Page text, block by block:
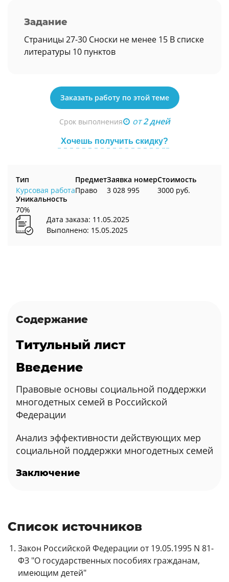
Задание
Страницы 27-30 Сноски не менее 15 В списке
литературы 10 пунктов
Заказать работу по этой теме
Срок выполнения от2 дней
Хочешь получить скидку?
Тип
Курсовая работа
Предмет
Право
Заявка номер
3 028 995
Стоимость
3000 руб.
Уникальность
70%
Дата заказа: 11.05.2025
Выполнено: 15.05.2025
Содержание
Титульный лист
Введение
Правовые основы социальной поддержки
многодетных семей в Российской
Федерации
Анализ эффективности действующих мер
социальной поддержки многодетных семей
Заключение
Список источников
Закон Российской Федерации от 19.05.1995 N 81-
ФЗ "О государственных пособиях гражданам,
имеющим детей"